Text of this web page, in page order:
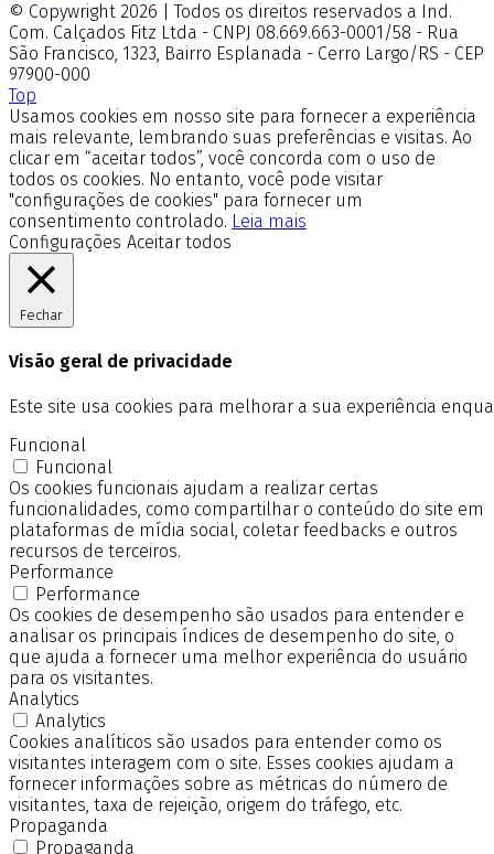
© Copywright 2026 | Todos os direitos reservados a Ind.
Com. Calçados Fitz Ltda - CNPJ 08.669.663-0001/58 - Rua
São Francisco, 1323, Bairro Esplanada - Cerro Largo/RS - CEP
97900-000
Top
Usamos cookies em nosso site para fornecer a experiência
mais relevante, lembrando suas preferências e visitas. Ao
clicar em “aceitar todos”, você concorda com o uso de
todos os cookies. No entanto, você pode visitar
"configurações de cookies" para fornecer um
consentimento controlado. Leia mais
Configurações Aceitar todos
Fechar
Visão geral de privacidade
Este site usa cookies para melhorar a sua experiência
Funcional
Funcional
Os cookies funcionais ajudam a realizar certas
funcionalidades, como compartilhar o conteúdo do site em
plataformas de mídia social, coletar feedbacks e outros
recursos de terceiros.
Performance
Performance
Os cookies de desempenho são usados para entender e
analisar os principais índices de desempenho do site, o
que ajuda a fornecer uma melhor experiência do usuário
para os visitantes.
Analytics
Analytics
Cookies analíticos são usados para entender como os
visitantes interagem com o site. Esses cookies ajudam a
fornecer informações sobre as métricas do número de
visitantes, taxa de rejeição, origem do tráfego, etc.
Propaganda
Propaganda